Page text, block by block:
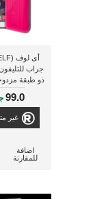
جراب
ذو طبقة
ومزود بلاقط
الصور لاسلكيا
مقاس 5.5 بوصة
99.0
غير
اضافة
للمقارنة